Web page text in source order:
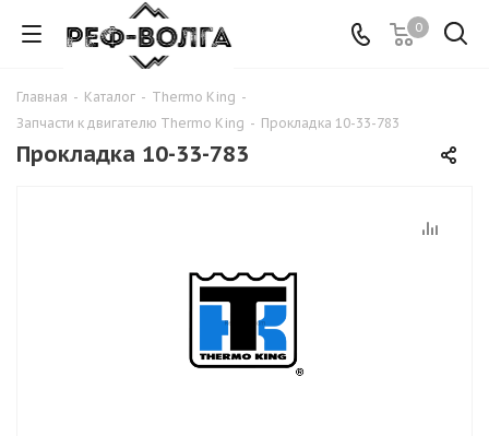
0
Главная - Каталог - Thermo King -
Запчасти к двигателю Thermo King - Прокладка 10-33-783
Прокладка 10-33-783